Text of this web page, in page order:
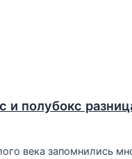
и полубокс
века запомнились